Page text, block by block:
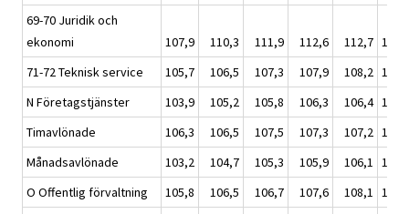
69-70 Juridik och
ekonomi
107,9 110,3 111,9 112,6 112,7
71-72 Teknisk service
105,7 106,5 107,3 107,9 108,2
N Företagstjänster
103,9 105,2 105,8 106,3 106,4
Timavlönade
106,3 106,5 107,5 107,3 107,2
Månadsavlönade
103,2 104,7 105,3 105,9 106,1
O Offentlig förvaltning
105,8 106,5 106,7 107,6 108,1